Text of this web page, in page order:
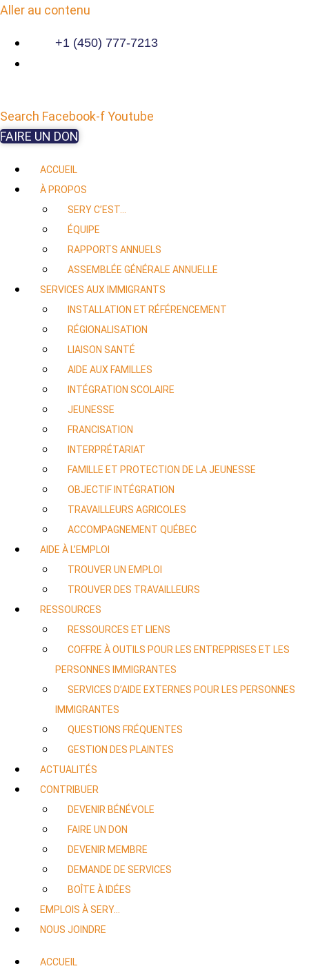
Aller au contenu
+1 (450) 777-7213
Search Facebook-fYoutube
FAIRE UN DON
ACCUEIL
À PROPOS
SERY C’EST…
ÉQUIPE
RAPPORTS ANNUELS
ASSEMBLÉE GÉNÉRALE ANNUELLE
SERVICES AUX IMMIGRANTS
INSTALLATION ET RÉFÉRENCEMENT
RÉGIONALISATION
LIAISON SANTÉ
AIDE AUX FAMILLES
INTÉGRATION SCOLAIRE
JEUNESSE
FRANCISATION
INTERPRÉTARIAT
FAMILLE ET PROTECTION DE LA JEUNESSE
OBJECTIF INTÉGRATION
TRAVAILLEURS AGRICOLES
ACCOMPAGNEMENT QUÉBEC
AIDE À L’EMPLOI
TROUVER UN EMPLOI
TROUVER DES TRAVAILLEURS
RESSOURCES
RESSOURCES ET LIENS
COFFRE À OUTILS POUR LES ENTREPRISES ET LES
PERSONNES IMMIGRANTES
SERVICES D’AIDE EXTERNES POUR LES PERSONNES
IMMIGRANTES
QUESTIONS FRÉQUENTES
GESTION DES PLAINTES
ACTUALITÉS
CONTRIBUER
DEVENIR BÉNÉVOLE
FAIRE UN DON
DEVENIR MEMBRE
DEMANDE DE SERVICES
BOÎTE À IDÉES
EMPLOIS À SERY…
NOUS JOINDRE
ACCUEIL